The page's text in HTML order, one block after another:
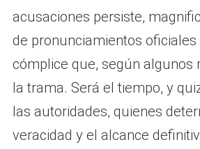
acusaciones persiste,
de pronunciamientos oficiales
cómplice que, según algunos
la trama. Será el tiempo, y
las autoridades, quienes
veracidad y el alcance